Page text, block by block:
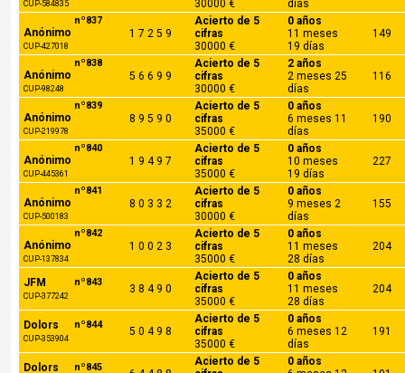
CUP-584835
30000 €
días
nº837
Anónimo
CUP-427018
1 7 2 5 9
Acierto de 5
cifras
30000 €
0 años
11 meses
19 días
149
nº838
Anónimo
CUP-98248
5 6 6 9 9
Acierto de 5
cifras
30000 €
2 años
2 meses 25
días
116
nº839
Anónimo
CUP-219978
8 9 5 9 0
Acierto de 5
cifras
35000 €
0 años
6 meses 11
días
190
nº840
Anónimo
CUP-445361
1 9 4 9 7
Acierto de 5
cifras
35000 €
0 años
10 meses
19 días
227
nº841
Anónimo
CUP-500183
8 0 3 3 2
Acierto de 5
cifras
30000 €
0 años
9 meses 2
días
155
nº842
Anónimo
CUP-137834
1 0 0 2 3
Acierto de 5
cifras
35000 €
0 años
11 meses
28 días
204
nº843
JFM
CUP-377242
3 8 4 9 0
Acierto de 5
cifras
35000 €
0 años
11 meses
28 días
204
nº844
Dolors
CUP-353904
5 0 4 9 8
Acierto de 5
cifras
35000 €
0 años
6 meses 12
días
191
nº845
Dolors
Acierto de 5
0 años